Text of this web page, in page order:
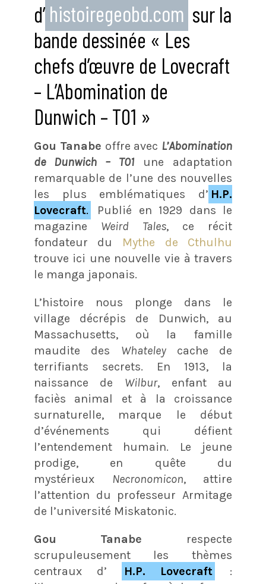
d’ histoiregeobd.com sur la
bande dessinée « Les
chefs d’œuvre de Lovecraft
– L’Abomination de
Dunwich – T01 »
Gou Tanabe offre avec L’Abomination
de Dunwich – T01
une adaptation
remarquable de l’une des nouvelles
les plus emblématiques d’ H.P.
Lovecraft.
Publié en 1929 dans le
magazine Weird Tales, ce récit
fondateur du Mythe de Cthulhu
trouve ici une nouvelle vie à travers
le manga japonais.
L’histoire nous plonge dans le
village décrépis de Dunwich, au
Massachusetts, où la famille
maudite des Whateley cache de
terrifiants secrets. En 1913, la
naissance de Wilbur, enfant au
faciès animal et à la croissance
surnaturelle, marque le début
d’événements qui défient
l’entendement humain. Le jeune
prodige, en quête du
mystérieux
Necronomicon, attire
l’attention du professeur Armitage
de l’université Miskatonic.
Gou Tanabe respecte
scrupuleusement les thèmes
centraux d’
H.P. Lovecraft
: